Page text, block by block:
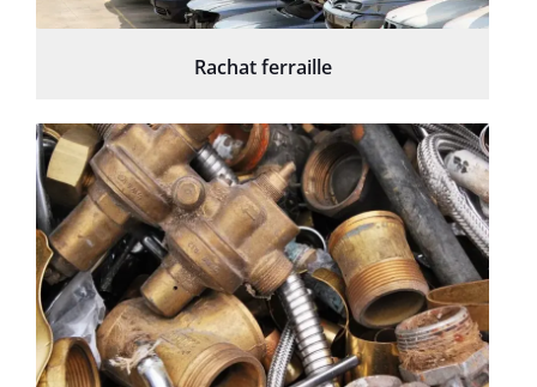
Rachat ferraille